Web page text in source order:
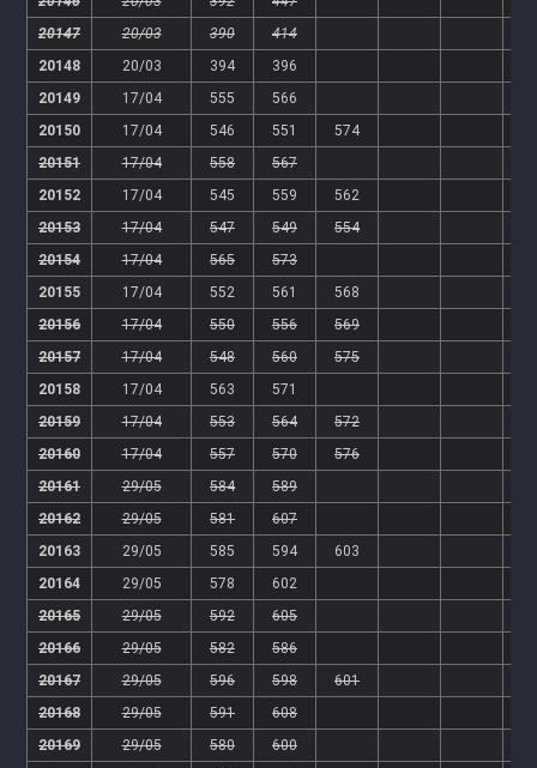
20147
20/03 390
414
20148
20/03 394
396
20149
17/04 555
566
20150
17/04 546 551
574
20151
17/04 558
567
20152
17/04 545 559
562
20153
17/04 547 549
554
20154
17/04 565
573
20155
17/04 552 561
568
20156
17/04 550 556
569
20157
17/04 548 560
575
20158
17/04 563
571
20159
17/04 553 564
572
20160
17/04 557 570
576
20161
29/05 584
589
20162
29/05 581
607
20163
29/05 585 594
603
20164
29/05 578
602
20165
29/05 592
605
20166
29/05 582
586
20167
29/05 596 598
601
20168
29/05 591
608
20169
29/05 580
600